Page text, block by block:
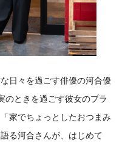
日々を過ごす俳優の河合優
のときを過ごす彼女のプラ
家でちょっとしたおつまみ
る河合さんが、はじめて